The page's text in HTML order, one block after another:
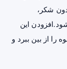
شکر،
این
را از بین ببرد و